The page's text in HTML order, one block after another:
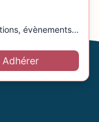
évènements…
Adhérer